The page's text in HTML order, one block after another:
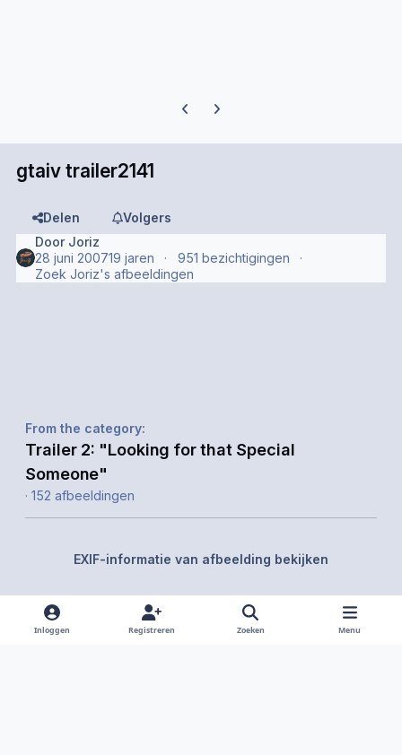
Previous carousel slide
Next carousel slide
gtaiv trailer2141
Delen
Volgers
Door Joriz
28 juni 200719 jaren
951 bezichtigingen
Zoek Joriz's afbeeldingen
From the category:
Trailer 2: "Looking for that Special
Someone"
· 152 afbeeldingen
EXIF-informatie van afbeelding bekijken
Inloggen Registreren Zoeken Menu